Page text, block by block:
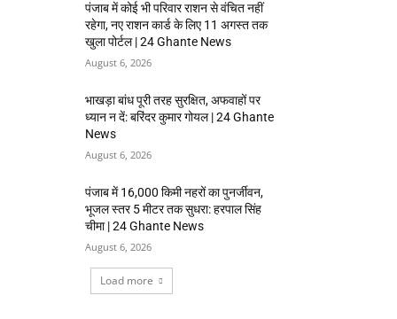
पंजाब में कोई भी परिवार राशन से वंचित नहीं
रहेगा, नए राशन कार्ड के लिए 11 अगस्त तक
खुला पोर्टल | 24 Ghante News
August 6, 2026
भाखड़ा बांध पूरी तरह सुरक्षित, अफवाहों पर
ध्यान न दें: बरिंदर कुमार गोयल | 24 Ghante
News
August 6, 2026
पंजाब में 16,000 किमी नहरों का पुनर्जीवन,
भूजल स्तर 5 मीटर तक सुधरा: हरपाल सिंह
चीमा | 24 Ghante News
August 6, 2026
Load more